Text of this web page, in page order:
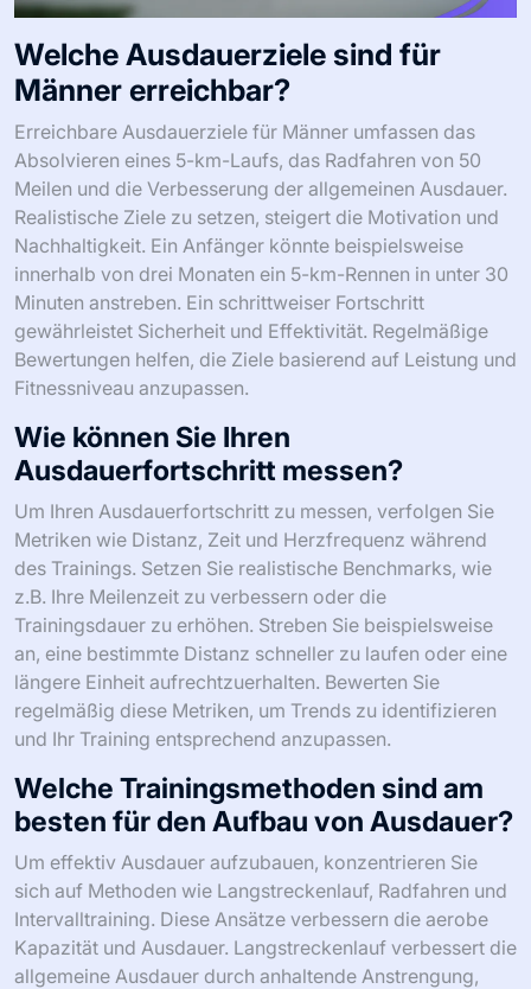
Welche Ausdauerziele sind für
Männer erreichbar?
Erreichbare Ausdauerziele für Männer umfassen das
Absolvieren eines 5-km-Laufs, das Radfahren von 50
Meilen und die Verbesserung der allgemeinen Ausdauer.
Realistische Ziele zu setzen, steigert die Motivation und
Nachhaltigkeit. Ein Anfänger könnte beispielsweise
innerhalb von drei Monaten ein 5-km-Rennen in unter 30
Minuten anstreben. Ein schrittweiser Fortschritt
gewährleistet Sicherheit und Effektivität. Regelmäßige
Bewertungen helfen, die Ziele basierend auf Leistung und
Fitnessniveau anzupassen.
Wie können Sie Ihren
Ausdauerfortschritt messen?
Um Ihren Ausdauerfortschritt zu messen, verfolgen Sie
Metriken wie Distanz, Zeit und Herzfrequenz während
des Trainings. Setzen Sie realistische Benchmarks, wie
z.B. Ihre Meilenzeit zu verbessern oder die
Trainingsdauer zu erhöhen. Streben Sie beispielsweise
an, eine bestimmte Distanz schneller zu laufen oder eine
längere Einheit aufrechtzuerhalten. Bewerten Sie
regelmäßig diese Metriken, um Trends zu identifizieren
und Ihr Training entsprechend anzupassen.
Welche Trainingsmethoden sind am
besten für den Aufbau von Ausdauer?
Um effektiv Ausdauer aufzubauen, konzentrieren Sie
sich auf Methoden wie Langstreckenlauf, Radfahren und
Intervalltraining. Diese Ansätze verbessern die aerobe
Kapazität und Ausdauer. Langstreckenlauf verbessert die
allgemeine Ausdauer durch anhaltende Anstrengung,